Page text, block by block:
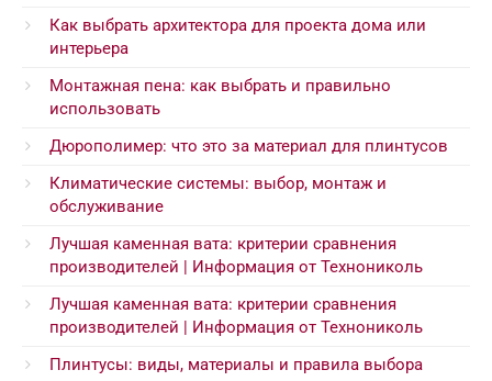
Как выбрать архитектора для проекта дома или
интерьера
Монтажная пена: как выбрать и правильно
использовать
Дюрополимер: что это за материал для плинтусов
Климатические системы: выбор, монтаж и
обслуживание
Лучшая каменная вата: критерии сравнения
производителей | Информация от Технониколь
Лучшая каменная вата: критерии сравнения
производителей | Информация от Технониколь
Плинтусы: виды, материалы и правила выбора